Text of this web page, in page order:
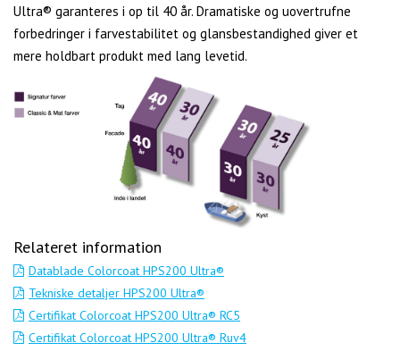
Ultra® garanteres i op til 40 år. Dramatiske og uovertrufne
forbedringer i farvestabilitet og glansbestandighed giver et
mere holdbart produkt med lang levetid.
Relateret information
Datablade Colorcoat HPS200 Ultra®
Tekniske detaljer HPS200 Ultra®
Certifikat Colorcoat HPS200 Ultra® RC5
Certifikat Colorcoat HPS200 Ultra® Ruv4